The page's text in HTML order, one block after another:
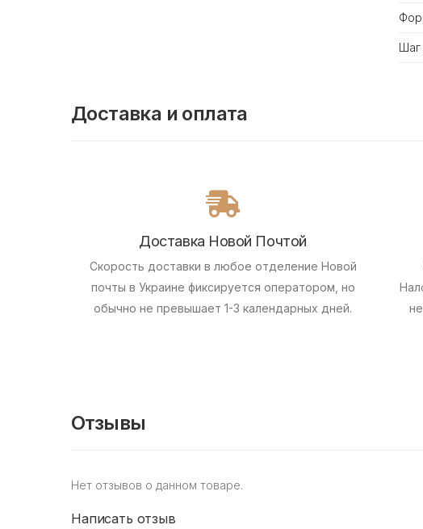
Доставка и оплата
Доставка Новой Почтой
Скорость доставки в любое отделение Новой
почты в Украине фиксируется оператором, но
обычно не превышает 1-3 календарных дней.
Отзывы
Нет отзывов о данном товаре.
Написать отзыв